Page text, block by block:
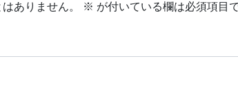
ありません。 ※ が付いている欄は必須項目